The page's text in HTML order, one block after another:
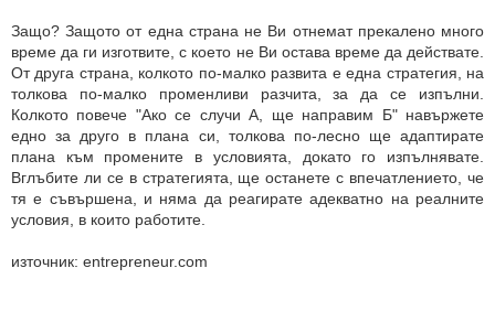
Защо? Защото от една страна не Ви отнемат прекалено много
време да ги изготвите, с което не Ви остава време да действате.
От друга страна, колкото по-малко развита е една стратегия, на
толкова по-малко променливи разчита, за да се изпълни.
Колкото повече "Ако се случи А, ще направим Б" навържете
едно за друго в плана си, толкова по-лесно ще адаптирате
плана към промените в условията, докато го изпълнявате.
Вглъбите ли се в стратегията, ще останете с впечатлението, че
тя е съвършена, и няма да реагирате адекватно на реалните
условия, в които работите.
източник: entrepreneur.com